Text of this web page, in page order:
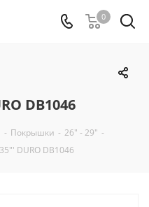
0
DB1046
- Покрышки - 26" - 29" -
DURO DB1046